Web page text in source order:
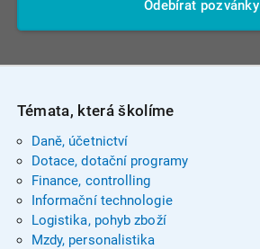
Odebírat pozvánky
Témata, která školíme
Daně, účetnictví
Dotace, dotační programy
Finance, controlling
Informační technologie
Logistika, pohyb zboží
Mzdy, personalistika